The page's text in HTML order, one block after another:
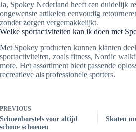
Ja, Spokey Nederland heeft een duidelijk
ongewenste artikelen eenvoudig
zonder zorgen vergemakkelijkt.
Welke sportactiviteiten kan ik doen met
Met Spokey producten kunnen klanten
sportactiviteiten, zoals fitness, Nordic
more. Het assortiment biedt passende
recreatieve als professionele sporters.
PREVIOUS
Schoenborstels voor altijd
schone schoenen
Skaten